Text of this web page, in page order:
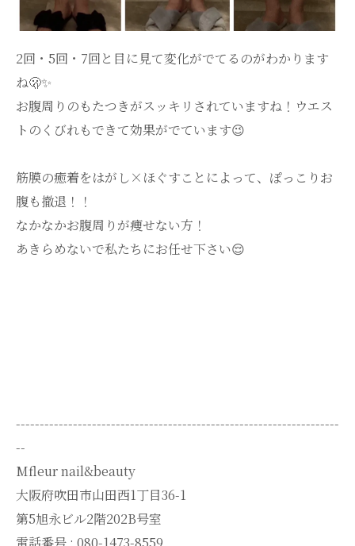
2回・5回・7回と目に見て変化がでてるのがわかります
ね🫢✨
お腹周りのもたつきがスッキリされていますね！ウエス
トのくびれもできて効果がでています😉
筋膜の癒着をはがし×ほぐすことによって、ぽっこりお
腹も撤退！！
なかなかお腹周りが痩せない方！
あきらめないで私たちにお任せ下さい😌
--------------------------------------------------------------------
--
Mfleur nail&beauty
大阪府吹田市山田西1丁目36-1
第5旭永ビル2階202B号室